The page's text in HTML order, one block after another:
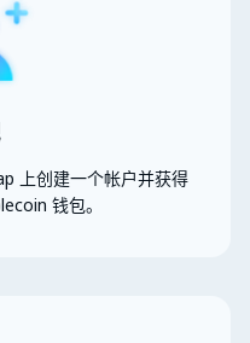
上创建一个帐户并获得
钱包。